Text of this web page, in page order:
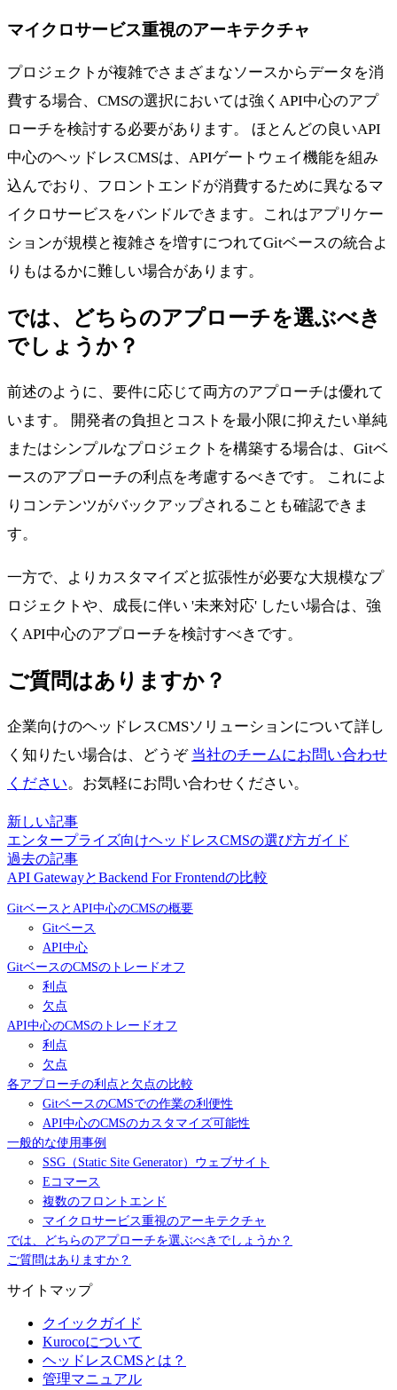
マイクロサービス重視のアーキテクチャ
プロジェクトが複雑でさまざまなソースからデータを消
費する場合、CMSの選択においては強くAPI中心のアプ
ローチを検討する必要があります。 ほとんどの良いAPI
中心のヘッドレスCMSは、APIゲートウェイ機能を組み
込んでおり、フロントエンドが消費するために異なるマ
イクロサービスをバンドルできます。これはアプリケー
ションが規模と複雑さを増すにつれてGitベースの統合よ
りもはるかに難しい場合があります。
では、どちらのアプローチを選ぶべき
でしょうか？
前述のように、要件に応じて両方のアプローチは優れて
います。 開発者の負担とコストを最小限に抑えたい単純
またはシンプルなプロジェクトを構築する場合は、Gitベ
ースのアプローチの利点を考慮するべきです。 これによ
りコンテンツがバックアップされることも確認できま
す。
一方で、よりカスタマイズと拡張性が必要な大規模なプ
ロジェクトや、成長に伴い '未来対応' したい場合は、強
くAPI中心のアプローチを検討すべきです。
ご質問はありますか？
企業向けのヘッドレスCMSソリューションについて詳し
く知りたい場合は、どうぞ 当社のチームにお問い合わせ
ください。お気軽にお問い合わせください。
新しい記事
エンタープライズ向けヘッドレスCMSの選び方ガイド
過去の記事
API GatewayとBackend For Frontendの比較
GitベースとAPI中心のCMSの概要
Gitベース
API中心
GitベースのCMSのトレードオフ
利点
欠点
API中心のCMSのトレードオフ
利点
欠点
各アプローチの利点と欠点の比較
GitベースのCMSでの作業の利便性
API中心のCMSのカスタマイズ可能性
一般的な使用事例
SSG（Static Site Generator）ウェブサイト
Eコマース
複数のフロントエンド
マイクロサービス重視のアーキテクチャ
では、どちらのアプローチを選ぶべきでしょうか？
ご質問はありますか？
サイトマップ
クイックガイド
Kurocoについて
ヘッドレスCMSとは？
管理マニュアル